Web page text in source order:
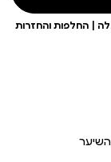
| משלוח חינם ברכישה ב-99 ₪ ומעלה | החלפות והחזרות